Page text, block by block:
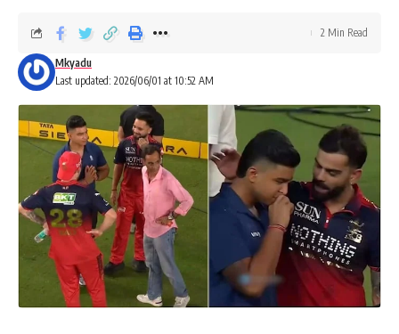
Last updated: 2026/06/01 at 10:52 AM
Mkyadu
2 Min Read